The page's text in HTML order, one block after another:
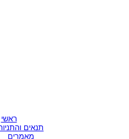
ראשי
תנאים
מאמרים